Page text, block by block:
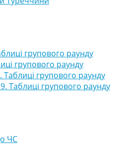
групового раунду
групового раунду
Таблиці групового раунду
Таблиці групового раунду
ЧС